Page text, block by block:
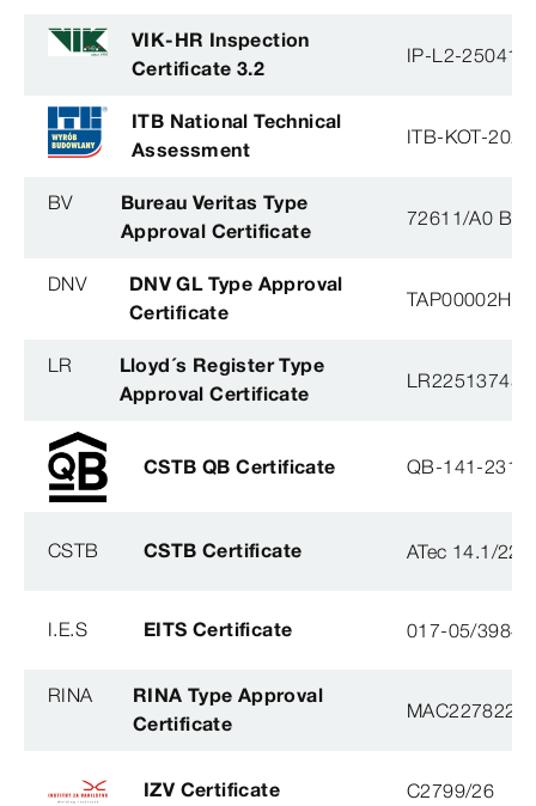
VIK-HR Inspection
Certificate 3.2
IP-L2-250414
ITB National Technical
Assessment
ITB-KOT-
BV
Bureau Veritas Type
Approval Certificate
72611/A0 BV
DNV
DNV GL Type Approval
Certificate
TAP00002H5
LR
Lloyd´s Register Type
Approval Certificate
CSTB QB Certificate QB-141-
CSTB CSTB Certificate ATec 14.1/22-
I.E.S EITS Certificate 017-05/3984-
RINA
RINA Type Approval
Certificate
IZV Certificate C2799/26